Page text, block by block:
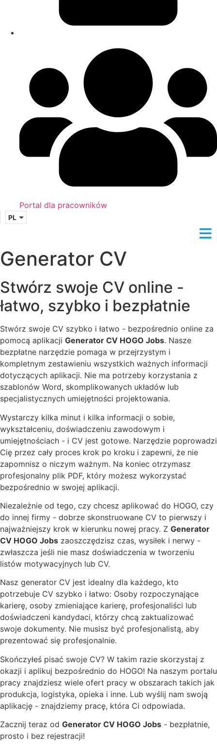
Portal dla pracowników
PL
Generator CV
Stwórz swoje CV online -
łatwo, szybko i bezpłatnie
Stwórz swoje CV szybko i łatwo - bezpośrednio online za
pomocą aplikacji Generator CV HOGO Jobs. Nasze
bezpłatne narzędzie pomaga w przejrzystym i
kompletnym zestawieniu wszystkich ważnych informacji
dotyczących aplikacji. Nie ma potrzeby korzystania z
szablonów Word, skomplikowanych układów lub
specjalistycznych umiejętności projektowania.
Wystarczy kilka minut i kilka informacji o sobie,
wykształceniu, doświadczeniu zawodowym i
umiejętnościach - i CV jest gotowe. Narzędzie poprowadzi
Cię przez cały proces krok po kroku i zapewni, że nie
zapomnisz o niczym ważnym. Na koniec otrzymasz
profesjonalny plik PDF, który możesz wykorzystać
bezpośrednio w swojej aplikacji.
Niezależnie od tego, czy chcesz aplikować do HOGO, czy
do innej firmy - dobrze skonstruowane CV to pierwszy i
najważniejszy krok w kierunku nowej pracy. Z Generator
CV HOGO Jobs zaoszczędzisz czas, wysiłek i nerwy -
zwłaszcza jeśli nie masz doświadczenia w tworzeniu
listów motywacyjnych lub CV.
Nasz generator CV jest idealny dla każdego, kto
potrzebuje CV szybko i łatwo: Osoby rozpoczynające
karierę, osoby zmieniające karierę, profesjonaliści lub
doświadczeni kandydaci, którzy chcą zaktualizować
swoje dokumenty. Nie musisz być profesjonalistą, aby
prezentować się profesjonalnie.
Skończyłeś pisać swoje CV? W takim razie skorzystaj z
okazji i aplikuj bezpośrednio do HOGO! Na naszym portalu
pracy znajdziesz wiele ofert pracy w obszarach takich jak
produkcja, logistyka, opieka i inne. Lub wyślij nam swoją
aplikację - znajdziemy pracę, która Ci odpowiada.
Zacznij teraz od Generator CV HOGO Jobs - bezpłatnie,
prosto i bez rejestracji!